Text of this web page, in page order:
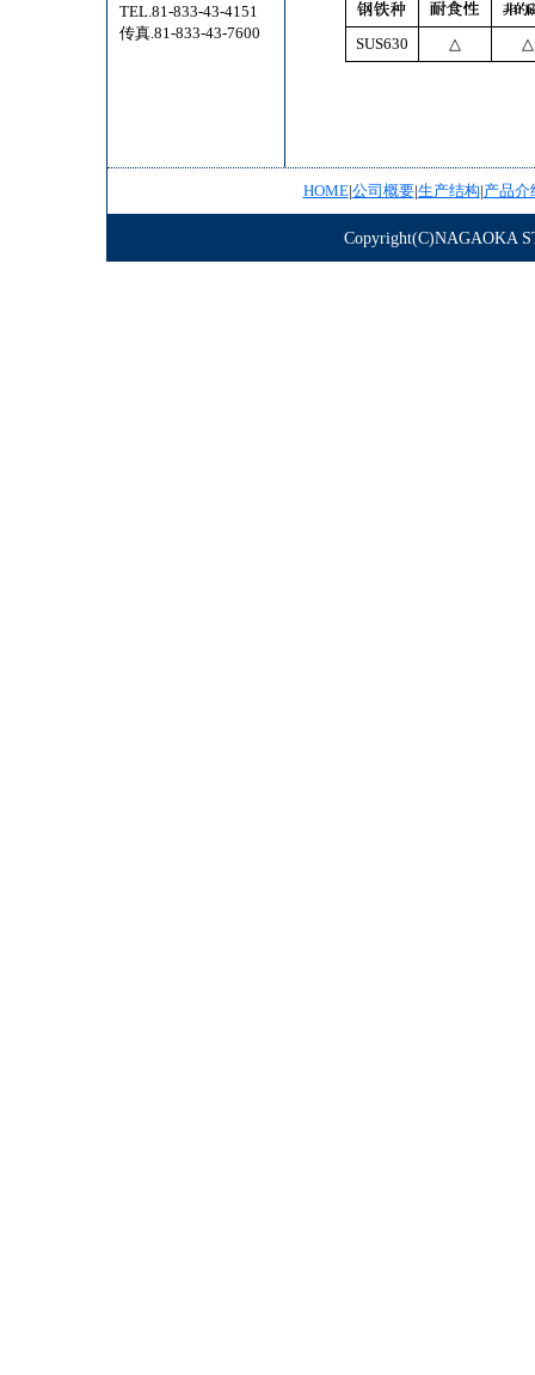
TEL.81-833-43-4151
传真.81-833-43-7600
SUS630 △ △
HOME|公司概要|生产结构|产品介
Copyright(C)NAGAOKA